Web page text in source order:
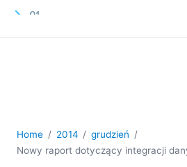
01
09
10
Home 2014
grudzień
Nowy raport dotyczący integracji